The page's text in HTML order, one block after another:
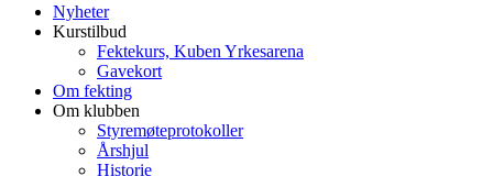
Nyheter
Kurstilbud
Fektekurs, Kuben Yrkesarena
Gavekort
Om fekting
Om klubben
Styremøteprotokoller
Årshjul
Historie